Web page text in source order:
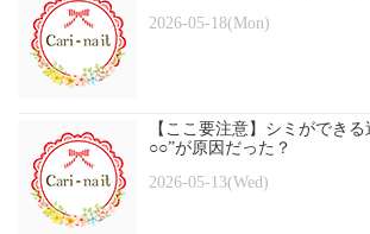
2026-05-18(Mon)
【ここ要注意】シミができ
○○”が原因だった？
2026-05-13(Wed)